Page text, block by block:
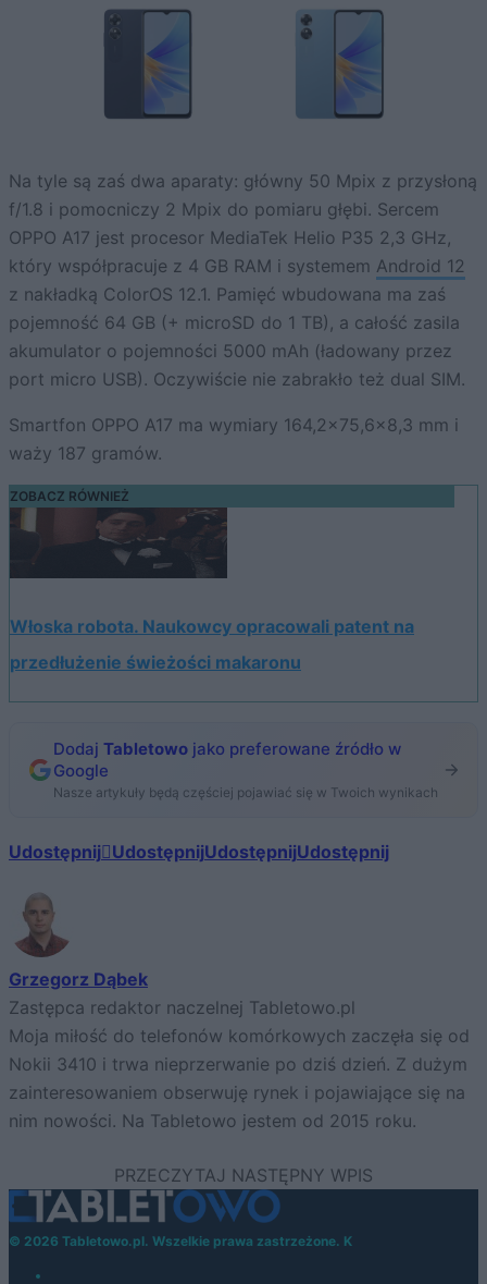
Na tyle są zaś dwa aparaty: główny 50 Mpix z przysłoną
f/1.8 i pomocniczy 2 Mpix do pomiaru głębi. Sercem
OPPO A17 jest procesor MediaTek Helio P35 2,3 GHz,
który współpracuje z 4 GB RAM i systemem Android 12
z nakładką ColorOS 12.1. Pamięć wbudowana ma zaś
pojemność 64 GB (+ microSD do 1 TB), a całość zasila
akumulator o pojemności 5000 mAh (ładowany przez
port micro USB). Oczywiście nie zabrakło też dual SIM.
Smartfon OPPO A17 ma wymiary 164,2×75,6×8,3 mm i
waży 187 gramów.
ZOBACZ RÓWNIEŻ
Włoska robota. Naukowcy opracowali patent na
przedłużenie świeżości makaronu
Dodaj Tabletowo jako preferowane źródło w
Google
Nasze artykuły będą częściej pojawiać się w Twoich wynikach
Udostępnij UdostępnijUdostępnijUdostępnij
Grzegorz Dąbek
Zastępca redaktor naczelnej Tabletowo.pl
Moja miłość do telefonów komórkowych zaczęła się od
Nokii 3410 i trwa nieprzerwanie po dziś dzień. Z dużym
zainteresowaniem obserwuję rynek i pojawiające się na
nim nowości. Na Tabletowo jestem od 2015 roku.
© 2026 Tabletowo.pl. Wszelkie prawa zastrzeżone. K